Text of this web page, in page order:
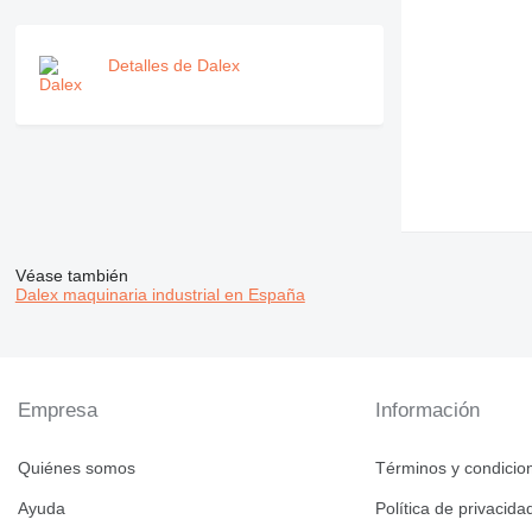
Detalles de Dalex
Véase también
Dalex maquinaria industrial en España
Empresa
Quiénes somos
Ayuda
Información
Términos y
Política de